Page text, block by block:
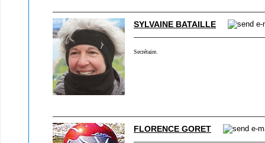
SYLVAINE BATAILLE
Secrétaire.
FLORENCE GORET